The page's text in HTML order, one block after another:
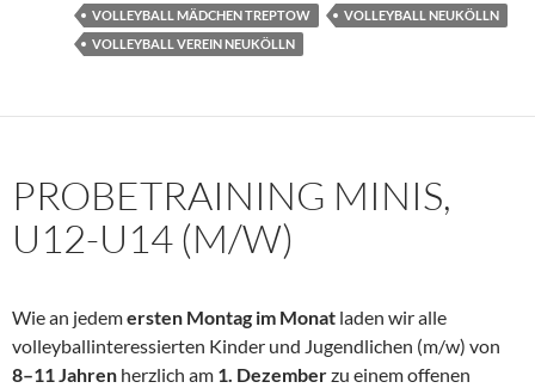
VOLLEYBALL MÄDCHEN TREPTOW
VOLLEYBALL NEUKÖLLN
VOLLEYBALL VEREIN NEUKÖLLN
PROBETRAINING MINIS,
U12-U14 (M/W)
Wie an jedemersten Montag im Monat laden wir alle
volleyballinteressierten Kinder und Jugendlichen (m/w) von
8–11 Jahren herzlich am 1. Dezemberzu einem offenen